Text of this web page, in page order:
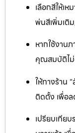
เลือกสีให้เ
พ่นสีเพิ่มเติ
หากใช้งาน
คุณสมบัติไ
ให้ทางร้าน
ติดตั้ง เพื่อล
เปรียบเทีย